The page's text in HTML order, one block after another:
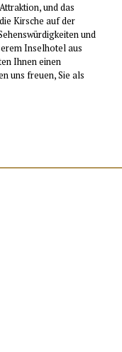
und das
Kirsche auf der
und
Inselhotel aus
Ihnen einen
uns freuen, Sie als